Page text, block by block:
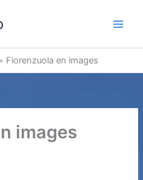
Fiorenzuola en images
images